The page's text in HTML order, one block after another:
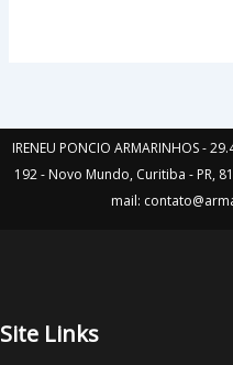
IRENEU PONCIO ARMARINHOS -
192 - Novo Mundo, Curitiba - PR,
mail:
Site Links